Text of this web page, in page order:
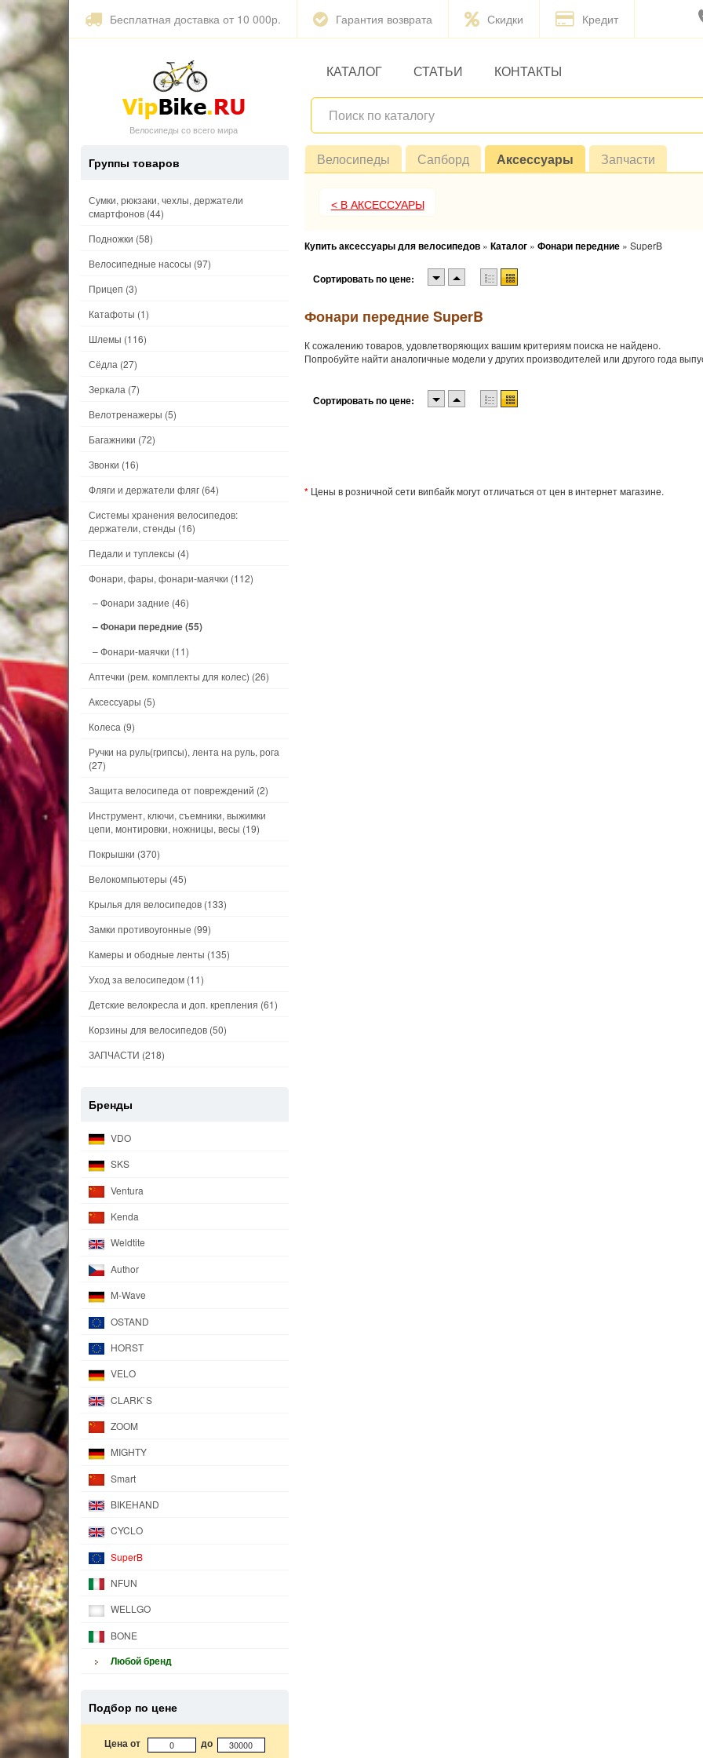
Бесплатная доставка от 10 000р. Гарантия возврата Скидки Кредит
Велосипеды со всего мира
КАТАЛОГ СТАТЬИ КОНТАКТЫ
Велосипеды Сапборд Аксессуары Запчасти
< В АКСЕССУАРЫ
Купить аксессуары для велосипедов » Каталог » Фонари передние » SuperB
Сортировать по цене:
Фонари передние SuperB
К сожалению товаров, удовлетворяющих вашим критериям поиска не найдено.
Попробуйте найти аналогичные модели у других производителей или другого года
Сортировать по цене:
* Цены в розничной сети випбайк могут отличаться от цен в интернет магазине.
Группы товаров
Сумки, рюкзаки, чехлы, держатели
смартфонов (44)
Подножки (58)
Велосипедные насосы (97)
Прицеп (3)
Катафоты (1)
Шлемы (116)
Сёдла (27)
Зеркала (7)
Велотренажеры (5)
Багажники (72)
Звонки (16)
Фляги и держатели фляг (64)
Системы хранения велосипедов:
держатели, стенды (16)
Педали и туплексы (4)
Фонари, фары, фонари-маячки (112)
– Фонари задние (46)
– Фонари передние(55)
– Фонари-маячки (11)
Аптечки (рем. комплекты для колес) (26)
Аксессуары (5)
Колеса (9)
Ручки на руль(грипсы), лента на руль, рога
(27)
Защита велосипеда от повреждений (2)
Инструмент, ключи, съемники, выжимки
цепи, монтировки, ножницы, весы (19)
Покрышки (370)
Велокомпьютеры (45)
Крылья для велосипедов (133)
Замки противоугонные (99)
Камеры и ободные ленты (135)
Уход за велосипедом (11)
Детские велокресла и доп. крепления (61)
Корзины для велосипедов (50)
ЗАПЧАСТИ (218)
Бренды
VDO
SKS
Ventura
Kenda
Weldtite
Author
M-Wave
OSTAND
HORST
VELO
CLARK`S
ZOOM
MIGHTY
Smart
BIKEHAND
CYCLO
SuperB
NFUN
WELLGO
BONE
Любой бренд
Подбор по цене
Цена от до